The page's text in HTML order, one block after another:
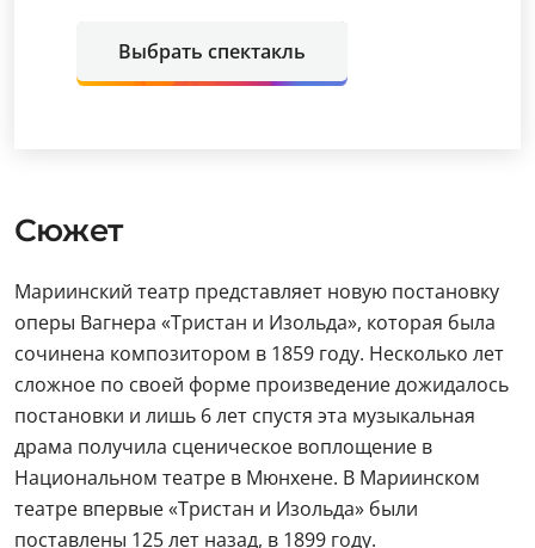
Выбрать спектакль
Сюжет
Мариинский театр представляет новую постановку
оперы Вагнера «Тристан и Изольда», которая была
сочинена композитором в 1859 году. Несколько лет
сложное по своей форме произведение дожидалось
постановки и лишь 6 лет спустя эта музыкальная
драма получила сценическое воплощение в
Национальном театре в Мюнхене. В Мариинском
театре впервые «Тристан и Изольда» были
поставлены 125 лет назад, в 1899 году.